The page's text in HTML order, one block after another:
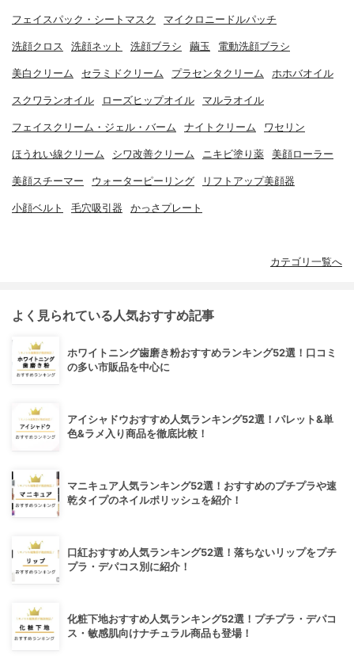
フェイスパック・シートマスク マイクロニードルパッチ
洗顔クロス 洗顔ネット 洗顔ブラシ 繭玉 電動洗顔ブラシ
美白クリーム セラミドクリーム プラセンタクリーム ホホバオイル
スクワランオイル ローズヒップオイル マルラオイル
フェイスクリーム・ジェル・バーム ナイトクリーム ワセリン
ほうれい線クリーム シワ改善クリーム ニキビ塗り薬 美顔ローラー
美顔スチーマー ウォーターピーリング リフトアップ美顔器
小顔ベルト 毛穴吸引器 かっさプレート
カテゴリ一覧へ
よく見られている人気おすすめ記事
ホワイトニング歯磨き粉おすすめランキング52選！口コミ
の多い市販品を中心に
アイシャドウおすすめ人気ランキング52選！パレット&単
色&ラメ入り商品を徹底比較！
マニキュア人気ランキング52選！おすすめのプチプラや速
乾タイプのネイルポリッシュを紹介！
口紅おすすめ人気ランキング52選！落ちないリップをプチ
プラ・デパコス別に紹介！
化粧下地おすすめ人気ランキング52選！プチプラ・デパコ
ス・敏感肌向けナチュラル商品も登場！